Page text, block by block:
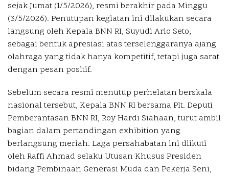
sejak Jumat (1/5/2026), resmi berakhir pada Minggu
(3/5/2026). Penutupan kegiatan ini dilakukan secara
langsung oleh Kepala BNN RI, Suyudi Ario Seto,
sebagai bentuk apresiasi atas terselenggaranya ajang
olahraga yang tidak hanya kompetitif, tetapi juga sarat
dengan pesan positif.
Sebelum secara resmi menutup perhelatan berskala
nasional tersebut, Kepala BNN RI bersama Plt. Deputi
Pemberantasan BNN RI, Roy Hardi Siahaan, turut ambil
bagian dalam pertandingan exhibition yang
berlangsung meriah. Laga persahabatan ini diikuti
oleh Raffi Ahmad selaku Utusan Khusus Presiden
bidang Pembinaan Generasi Muda dan Pekerja Seni,